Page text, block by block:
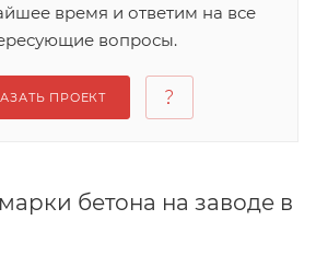
время и ответим на все
вопросы.
ПРОЕКТ
бетона на заводе в